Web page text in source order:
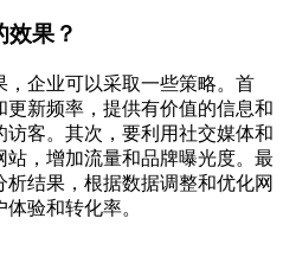
效果？
企业可以采取一些策略。首
新频率，提供有价值的信息和
客。其次，要利用社交媒体和
，增加流量和品牌曝光度。最
结果，根据数据调整和优化网
验和转化率。